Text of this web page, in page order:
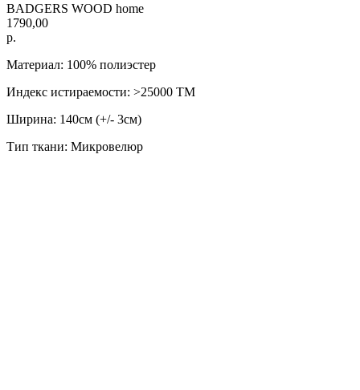
BADGERS WOOD home
1790,00
р.
Материал: 100% полиэстер
Индекс истираемости: >25000 ТМ
Ширина: 140см (+/- 3см)
Тип ткани: Микровелюр